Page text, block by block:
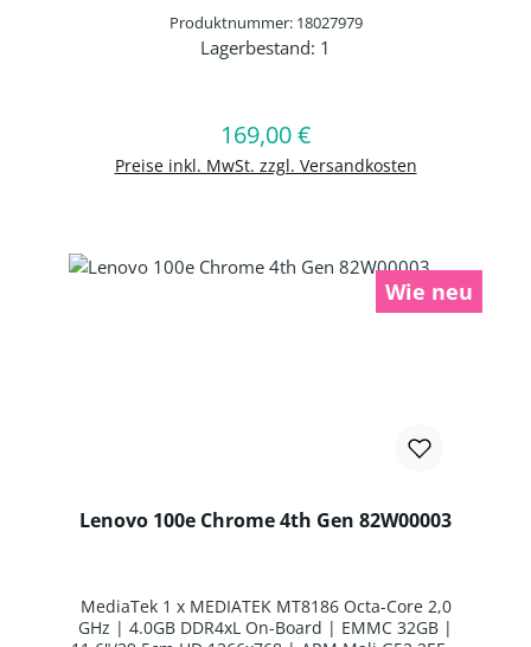
WLAN/Bluetooth Combo Chip | Bluetooth 5.1 |
Nordisches Layout | 3 Zellen Interne Batterie |
Produktnummer: 18027979
Lagerbestand: 1
Regulärer Preis:
169,00 €
Preise inkl. MwSt. zzgl. Versandkosten
In den Warenkorb
Wie neu
Lenovo 100e Chrome 4th Gen 82W00003
MediaTek 1 x MEDIATEK MT8186 Octa-Core 2,0
GHz | 4.0GB DDR4xL On-Board | EMMC 32GB |